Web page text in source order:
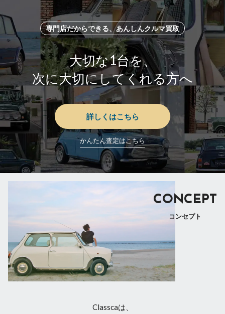
専門店だからできる、あんしんクルマ買取
大切な1台を、
次に大切にしてくれる方へ
詳しくはこちら
かんたん査定はこちら
CONCEPT
コンセプト
Classcaは、